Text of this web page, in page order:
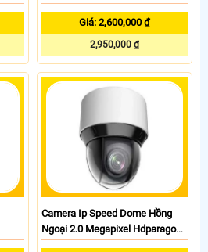
Giá: 2,600,000 ₫
2,950,000 ₫
Camera Ip Speed Dome Hồng
Ngoại 2.0 Megapixel Hdparagon